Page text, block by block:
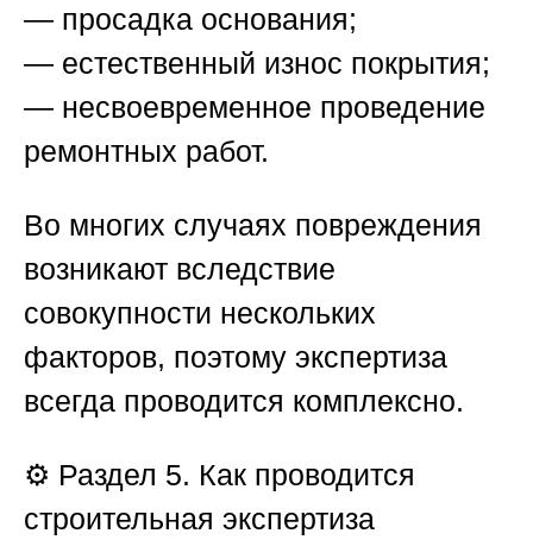
— просадка основания;
— естественный износ покрытия;
— несвоевременное проведение
ремонтных работ.
Во многих случаях повреждения
возникают вследствие
совокупности нескольких
факторов, поэтому экспертиза
всегда проводится комплексно.
⚙️ Раздел 5. Как проводится
строительная экспертиза